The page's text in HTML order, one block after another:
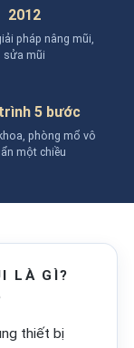
2012
pháp nâng mũi,
sửa mũi
5 bước
phòng mổ vô
một chiều
LÀ GÌ?
thiết bị